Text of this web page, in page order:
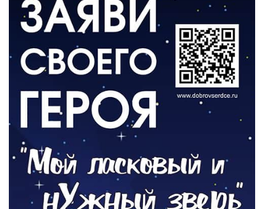
ВЛАСТЬ
День памяти и «Симфония народов»
06.08.2026
Новый настил на экотропе
05.08.2026